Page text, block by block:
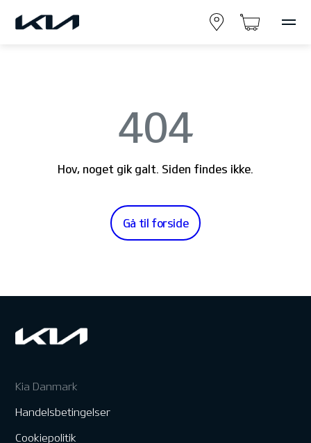
404
Hov, noget gik galt. Siden findes ikke.
Gå til forside
Kia Danmark
Handelsbetingelser
Cookiepolitik